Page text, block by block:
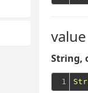
value
String,
1